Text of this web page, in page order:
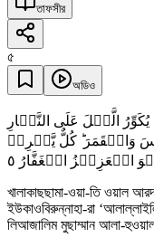
তাফসীর
৫
অডিও
الَّیۡلَ عَلَی النَّہَارِ
وَالۡقَمَرَ ؕ کُلٌّ یَّجۡرِیۡ
ہُوَ الۡعَزِیۡزُ الۡغَفَّارُ ٥
খালাকাছছামা-ওয়া-তি ওয়াল
ইউকাওবিরুন্নাহা-রা
লিআজালিম মুছাম্মান আলা-